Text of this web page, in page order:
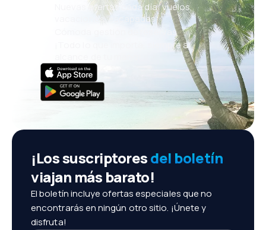
Nuevas ofertas cada día: vuelos,
vacaciones, escapadas
Cómoda gestión de reservas
¡Todo lo que importa, siempre al
¡Los suscriptoresdel boletín
viajan más barato!
El boletín incluye ofertas especiales que no
encontrarás en ningún otro sitio. ¡Únete y
disfruta!